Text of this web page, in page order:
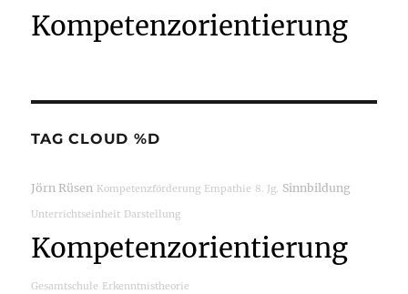
Kompetenzorientierung
TAG CLOUD %D
Jörn Rüsen Kompetenzförderung Empathie 8. Jg. Sinnbildung
Unterrichtseinheit Darstellung
Kompetenzorientierung
Gesamtschule Erkenntnistheorie